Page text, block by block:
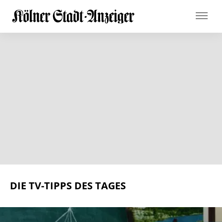
DIE TV-TIPPS DES TAGES